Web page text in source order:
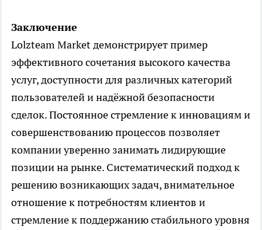
Заключение
Lolzteam Market демонстрирует пример
эффективного сочетания высокого качества
услуг, доступности для различных категорий
пользователей и надёжной безопасности
сделок. Постоянное стремление к инновациям и
совершенствованию процессов позволяет
компании уверенно занимать лидирующие
позиции на рынке. Систематический подход к
решению возникающих задач, внимательное
отношение к потребностям клиентов и
стремление к поддержанию стабильного уровня